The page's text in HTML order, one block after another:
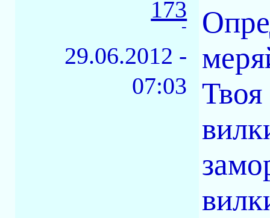
173
-
29.06.2012 -
07:03